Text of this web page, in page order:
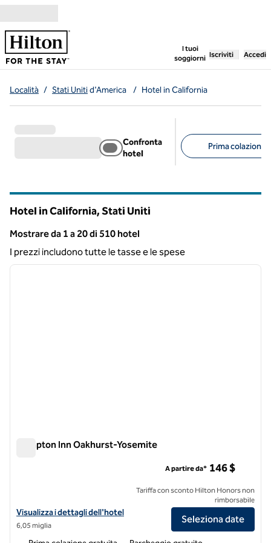
I tuoi
soggiorni
, apre una
Iscriviti Accedi
Località / Stati Unitid'America / Hotel in California
Confronta
hotel
Prima colazione
Hotel in California, Stati Uniti
Mostrare da 1 a 20 di 510 hotel
Risultato 510 hotel
I prezzi includono tutte le tasse e le spese
1 di 12
Hampton Inn Oakhurst-Yosemite
Visualizza i dettagli dell'hotel Hampton Inn Oakhurst-Yosemite
Visualizza i dettagli dell'hotel
6,05 miglia
A partire da* 146 $
Tariffa con sconto Hilton Honors non
rimborsabile
Seleziona date